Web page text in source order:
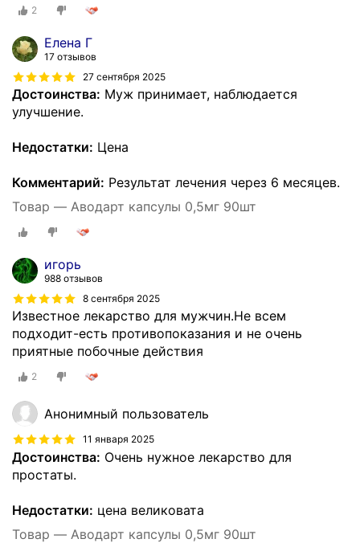
2
Елена Г
17 отзывов
27 сентября 2025
Достоинства: Муж принимает, наблюдается
улучшение.
Недостатки: Цена
Комментарий: Результат лечения через 6 месяцев.
Товар — Аводарт капсулы 0,5мг 90шт
игорь
988 отзывов
8 сентября 2025
Известное лекарство для мужчин.Не всем
подходит-есть противопоказания и не очень
приятные побочные действия
2
Анонимный пользователь
11 января 2025
Достоинства: Очень нужное лекарство для
простаты.
Недостатки: цена великовата
Товар — Аводарт капсулы 0,5мг 90шт